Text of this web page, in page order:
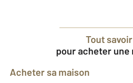
Tout savoir
pour acheter une
Acheter sa maison